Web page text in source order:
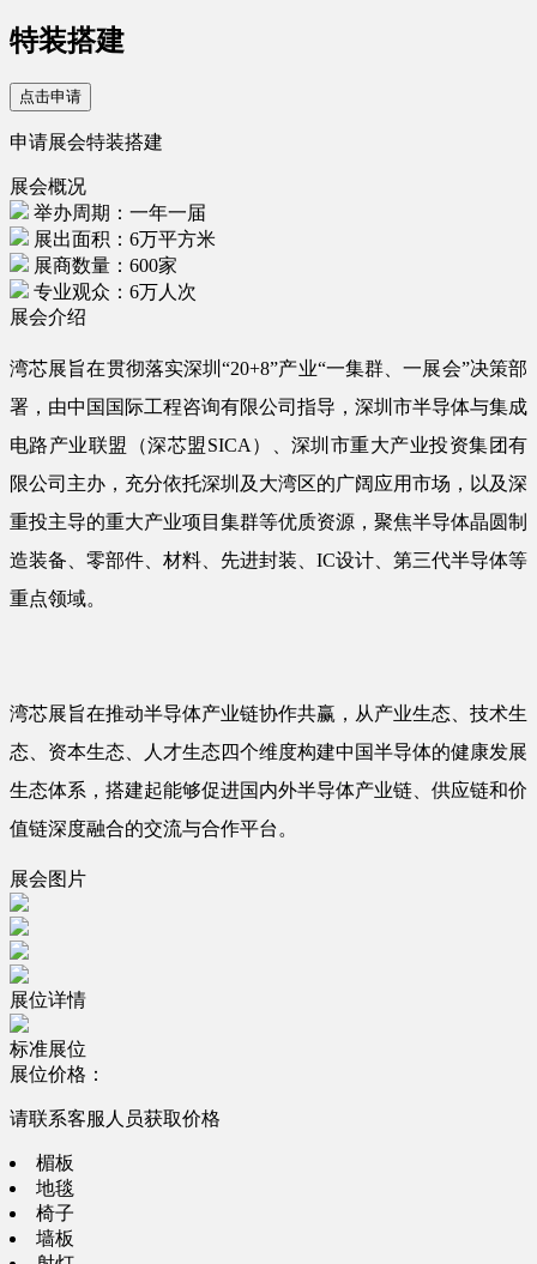
特装搭建
点击申请
申请展会特装搭建
展会概况
举办周期：一年一届
展出面积：6万平方米
展商数量：600家
专业观众：6万人次
展会介绍
湾芯展旨在贯彻落实深圳“20+8”产业“一集群、一展会”决策部
署，由中国国际工程咨询有限公司指导，深圳市半导体与集成
电路产业联盟（深芯盟SICA）、深圳市重大产业投资集团有
限公司主办，充分依托深圳及大湾区的广阔应用市场，以及深
重投主导的重大产业项目集群等优质资源，聚焦半导体晶圆制
造装备、零部件、材料、先进封装、IC设计、第三代半导体等
重点领域。
湾芯展旨在推动半导体产业链协作共赢，从产业生态、技术生
态、资本生态、人才生态四个维度构建中国半导体的健康发展
生态体系，搭建起能够促进国内外半导体产业链、供应链和价
值链深度融合的交流与合作平台。
展会图片
展位详情
标准展位
展位价格：
请联系客服人员获取价格
楣板
地毯
椅子
墙板